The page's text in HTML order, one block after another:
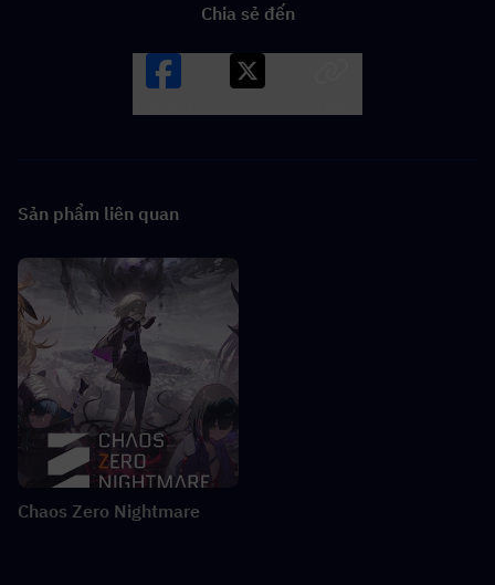
Chia sẻ đến
Sản phẩm liên quan
Chaos Zero Nightmare